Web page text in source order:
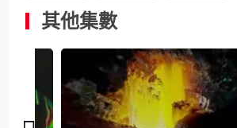
其他集數